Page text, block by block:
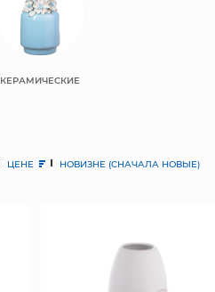
КЕРАМИЧЕСКИЕ
ЦЕНЕ НОВИЗНЕ (СНАЧАЛА НОВЫЕ)